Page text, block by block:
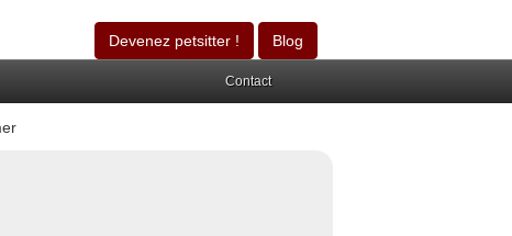
Devenez petsitter ! Blog
Contact